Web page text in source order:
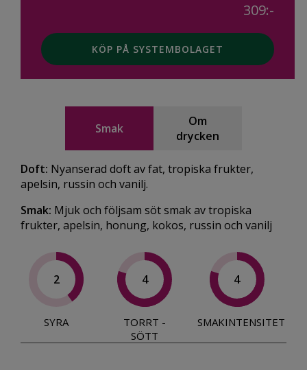
309:-
KÖP PÅ SYSTEMBOLAGET
Smak
Om
drycken
Doft: Nyanserad doft av fat, tropiska frukter,
apelsin, russin och vanilj.
Smak: Mjuk och följsam söt smak av tropiska
frukter, apelsin, honung, kokos, russin och vanilj
2
SYRA
4
TORRT -
SÖTT
4
SMAKINTENSITET